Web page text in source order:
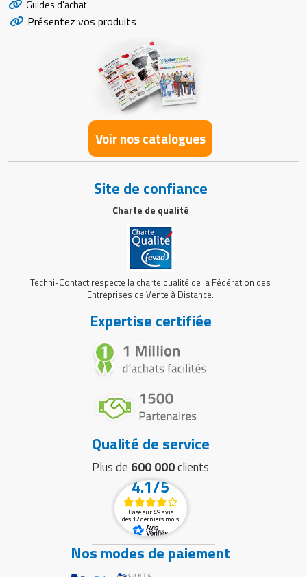
Guides d'achat
Présentez vos produits
Voir nos catalogues
Site de confiance
Charte de qualité
Techni-Contact respecte la charte qualité de la Fédération des
Entreprises de Vente à Distance.
Expertise certifiée
Qualité de service
Plus de 600 000clients
4.1/5
Basé sur 49 avis
des 12 derniers mois
Nos modes de paiement